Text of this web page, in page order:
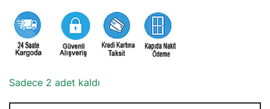
253,33₺.
Sadece 2 adet kaldı